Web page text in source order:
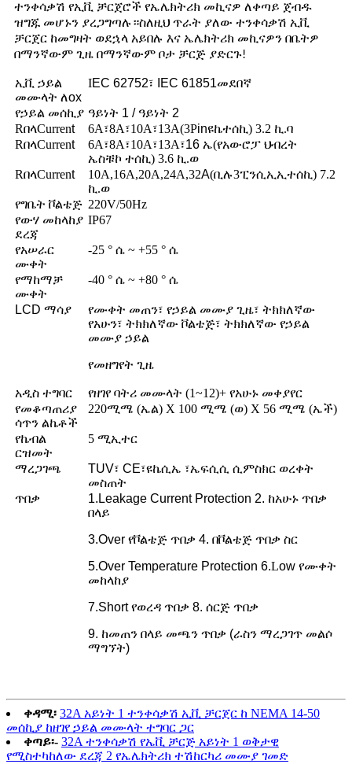
ተንቀሳቃሽ የኢቪ ቻርጀሮች የኤሌክትሪክ መኪናዎ ለቀጣይ ጀብዱ
ዝግጁ መሆኑን ያረጋግጣሉ።ስለዚህ ጥራት ያለው ተንቀሳቃሽ ኢቪ
ቻርጀር ከመግዛት ወደኋላ አይበሉ እና ኤሌክትሪክ መኪናዎን በቤትዎ
በማንኛውም ጊዜ በማንኛውም ቦታ ቻርጅ ያድርጉ!
ኢቪ ኃይል
መሙላት ለox
IEC 62752፣ IEC 61851መደበኛ
የኃይል መሰኪያ ዓይነት 1 / ዓይነት 2
RበላCurrent 6A፣8A፣10A፣13A(3Pinዩኬተሰኪ) 3.2 ኪ.ባ
RበላCurrent 6A፣8A፣10A፣13A፣16 ኤ(የአውሮፓ ህብረት
ኤስቹኮ ተሰኪ) 3.6 ኪ.ወ
RበላCurrent 10A,16A,20A,24A,32A(ቢሉ3ፒንሲኢኢተሰኪ) 7.2
ኪ.ወ
የግቤት ቮልቴጅ 220V/50Hz
የውሃ መከላከያ
ደረጃ
IP67
የአሠራር
ሙቀት
-25 ° ሴ ~ +55 ° ሴ
የማከማቻ
ሙቀት
-40 ° ሴ ~ +80 ° ሴ
LCD ማሳያ
የሙቀት መጠን፣ የኃይል መሙያ ጊዜ፣ ትክክለኛው
የአሁን፣ ትክክለኛው ቮልቴጅ፣ ትክክለኛው የኃይል
መሙያ ኃይል
የመዘግየት ጊዜ
አዲስ ተግባር
የዘገየ ባትሪ መሙላት (1~12)+ የአሁኑ መቀያየር
የመቆጣጠሪያ
ሳጥን ልኬቶች
220ሚሜ (ኤል) X 100 ሚሜ (ወ) X 56 ሚሜ (ኤች)
የኬብል
ርዝመት
5 ሚኢተር
ማረጋገጫ TUV፣ CE፣ዩኬሲኤ ፣ኤፍሲሲ ሲምስክር ወረቀት
መስጠት
ጥበቃ
1.Leakage Current Protection 2. ከአሁኑ ጥበቃ
በላይ
3.Over የቮልቴጅ ጥበቃ 4. በቮልቴጅ ጥበቃ ስር
5.Over Temperature Protection 6.Low የሙቀት
መከላከያ
7.Short የወረዳ ጥበቃ 8. ሰርጅ ጥበቃ
9. ከመጠን በላይ መጫን ጥበቃ (ራስን ማረጋገጥ መልሶ
ማግኘት)
ቀዳሚ፡ 32A አይነት 1 ተንቀሳቃሽ ኢቪ ቻርጀር ከ NEMA 14-50
መሰኪያ ከዘገየ ኃይል መሙላት ተግባር ጋር
ቀጣይ፡- 32A ተንቀሳቃሽ የኤቪ ቻርጅ አይነት 1 ወቅታዊ
የሚስተካከለው ደረጃ 2 የኤሌክትሪክ ተሽከርካሪ መሙያ ገመድ